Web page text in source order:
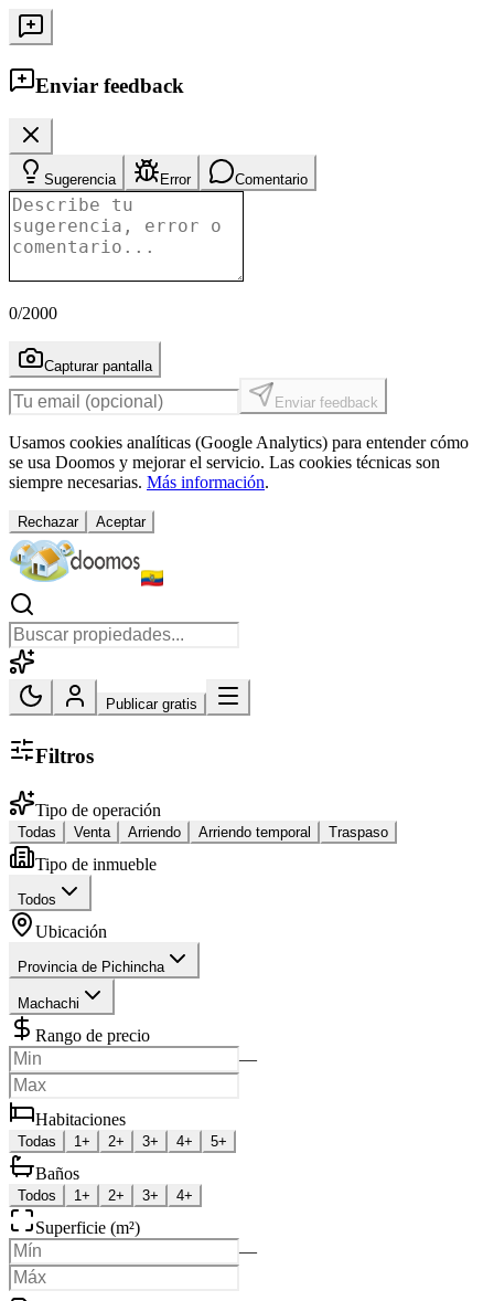
Enviar feedback
Sugerencia Error Comentario
0/2000
Capturar pantalla
Enviar feedback
Usamos cookies analíticas (Google Analytics) para entender cómo
se usa Doomos y mejorar el servicio. Las cookies técnicas son
siempre necesarias. Más información.
Rechazar Aceptar
Publicar gratis
Filtros
Tipo de operación
Todas Venta Arriendo Arriendo temporal Traspaso
Tipo de inmueble
Todos
Ubicación
Provincia de Pichincha
Machachi
Rango de precio
—
Habitaciones
Todas 1+ 2+ 3+ 4+ 5+
Baños
Todos 1+ 2+ 3+ 4+
Superficie (m²)
—